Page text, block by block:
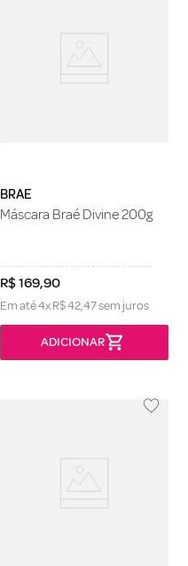
BRAE
Máscara Braé Divine 200g
R$169,90
Em até4xR$42,47sem juros